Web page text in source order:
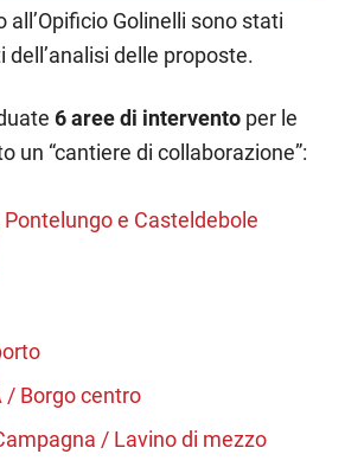
Golinelli sono stati
delle proposte.
6 aree di intervento per le
un “cantiere di collaborazione”:
Pontelungo e Casteldebole
/ Borgo centro
/ Lavino di mezzo